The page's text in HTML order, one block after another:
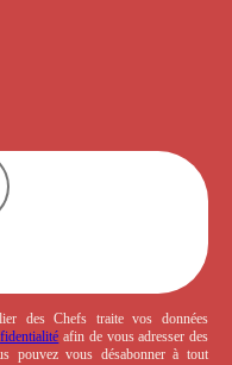
des Chefs traite vos données
afin de vous adresser des
pouvez vous désabonner à tout